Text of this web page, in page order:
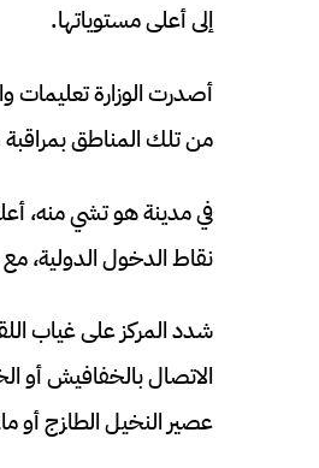
إلى أعلى مستوياتها.
أصدرت الوزارة تعليمات
من تلك المناطق
نقاط الدخول الدولية،
شدد المركز على غياب
الاتصال بالخفافيش أو
عصير النخيل الطازج أو